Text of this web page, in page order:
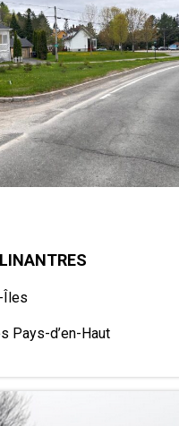
Îles
Pays-d’en-Haut